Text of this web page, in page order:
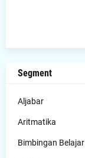
Segment
Aljabar
Aritmatika
Bimbingan Belajar